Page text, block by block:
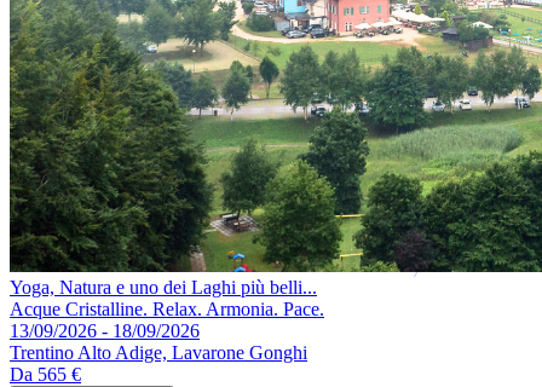
Yoga, Natura e uno dei Laghi più belli...
Acque Cristalline. Relax. Armonia. Pace.
13/09/2026 - 18/09/2026
Trentino Alto Adige, Lavarone Gonghi
Da 565 €